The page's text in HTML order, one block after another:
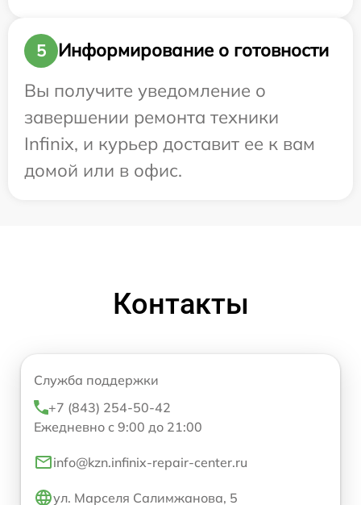
5
Информирование о готовности
Вы получите уведомление о
завершении ремонта техники
Infinix, и курьер доставит ее к вам
домой или в офис.
Контакты
Служба поддержки
+7 (843) 254-50-42
Ежедневно с 9:00 до 21:00
info@kzn.infinix-repair-center.ru
ул. Марселя Салимжанова, 5